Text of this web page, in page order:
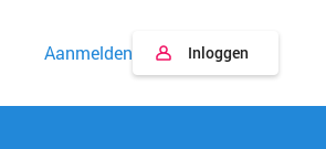
Aanmelden Inloggen